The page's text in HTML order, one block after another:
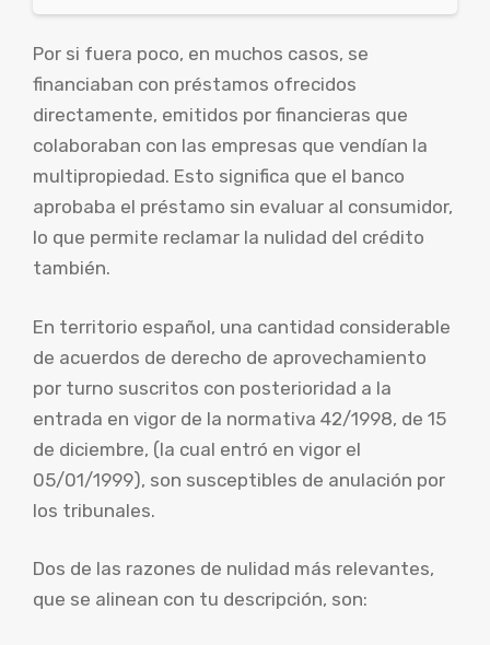
Por si fuera poco, en muchos casos, se
financiaban con préstamos ofrecidos
directamente, emitidos por financieras que
colaboraban con las empresas que vendían la
multipropiedad. Esto significa que el banco
aprobaba el préstamo sin evaluar al consumidor,
lo que permite reclamar la nulidad del crédito
también.
En territorio español, una cantidad considerable
de acuerdos de derecho de aprovechamiento
por turno suscritos con posterioridad a la
entrada en vigor de la normativa 42/1998, de 15
de diciembre, (la cual entró en vigor el
05/01/1999), son susceptibles de anulación por
los tribunales.
Dos de las razones de nulidad más relevantes,
que se alinean con tu descripción, son: